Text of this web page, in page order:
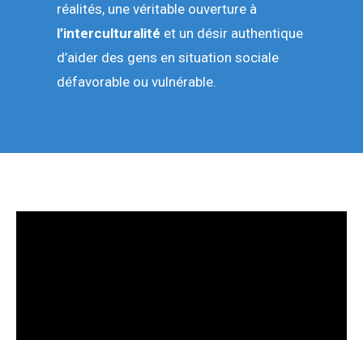
réalités, une véritable ouverture à
l’interculturalité et un désir authentique
d’aider des gens en situation sociale
défavorable ou vulnérable.